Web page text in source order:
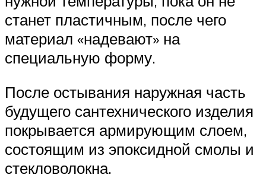
станет пластичным, после чего
материал «надевают» на
специальную форму.
После остывания наружная часть
будущего сантехнического изделия
покрывается армирующим слоем,
состоящим из эпоксидной смолы и
стекловолокна.